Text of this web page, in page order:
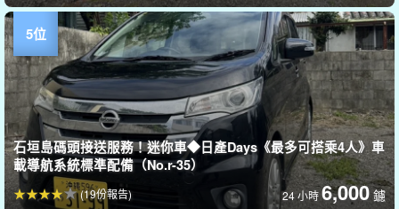
石垣島碼頭接送服務！迷你車◆日產Days《最多可搭乘4人》車
載導航系統標準配備（No.r-35）
24 小時6,000 鑢
(19份報告)